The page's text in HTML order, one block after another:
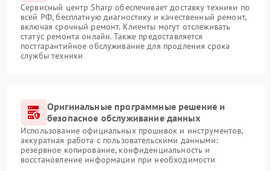
Сервисный центр Sharp обеспечивает доставку техники по
всей РФ, бесплатную диагностику и качественный ремонт,
включая срочный ремонт. Клиенты могут отслеживать
статус ремонта онлайн. Также предоставляется
постгарантийное обслуживание для продления срока
службы техники
Оригинальные программные решение и
безопасное обслуживание данных
Использование официальных прошивок и инструментов,
аккуратная работа с пользовательскими данными:
резервное копирование, конфиденциальность и
восстановление информации при необходимости